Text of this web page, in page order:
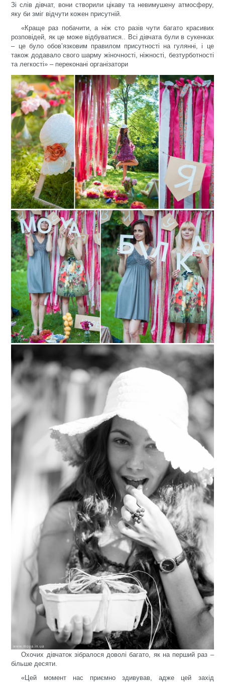
Зі слів дівчат, вони створили цікаву та невимушену атмосферу,
яку би зміг відчути кожен присутній.
«Краще раз побачити, а ніж сто разів чути багато красивих
розповідей, як це може відбуватися.. Всі дівчата були в сукенках
– це було обов’язковим правилом присутності на гулянні, і це
також додавало свого шарму жіночності, ніжності, безтурботності
та легкості» – переконані організатори
Охочих дівчаток зібралося доволі багато, як на перший раз –
більше десяти.
«Цей момент нас приємно здивував, адже цей захід